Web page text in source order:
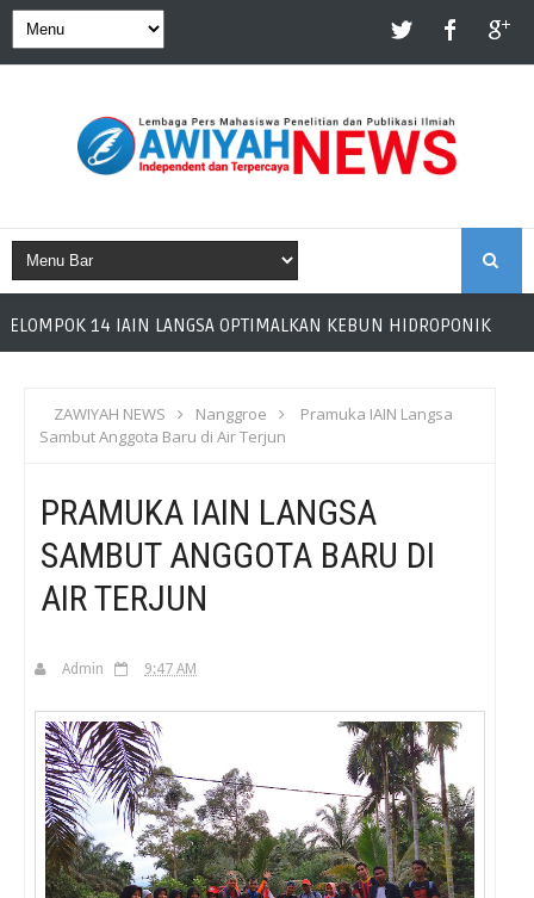
LANGSA OPTIMALKAN KEBUN HIDROPONIK BUMDES BANJARAN
ZAWIYAH NEWS Nanggroe
Pramuka IAIN Langsa
Sambut Anggota Baru di Air Terjun
PRAMUKA IAIN LANGSA
SAMBUT ANGGOTA BARU DI
AIR TERJUN
Admin 9:47 AM